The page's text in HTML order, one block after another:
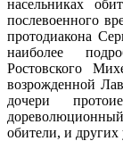
насельниках
послевоенного
протодиакона
наиболее
Ростовского
возрожденной
дочери
обители, и других